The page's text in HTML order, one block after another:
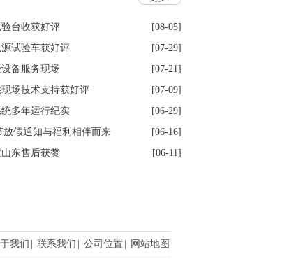
[08-05]
台收获好评
[07-29]
试验车获好评
[07-21]
备服务现场
[07-09]
场技术支持获好评
[06-29]
多年运行纪实
[06-16]
放假通知与福利相伴而来
[06-11]
东售后获赞
我们 联系我们 公司位置 网站地图